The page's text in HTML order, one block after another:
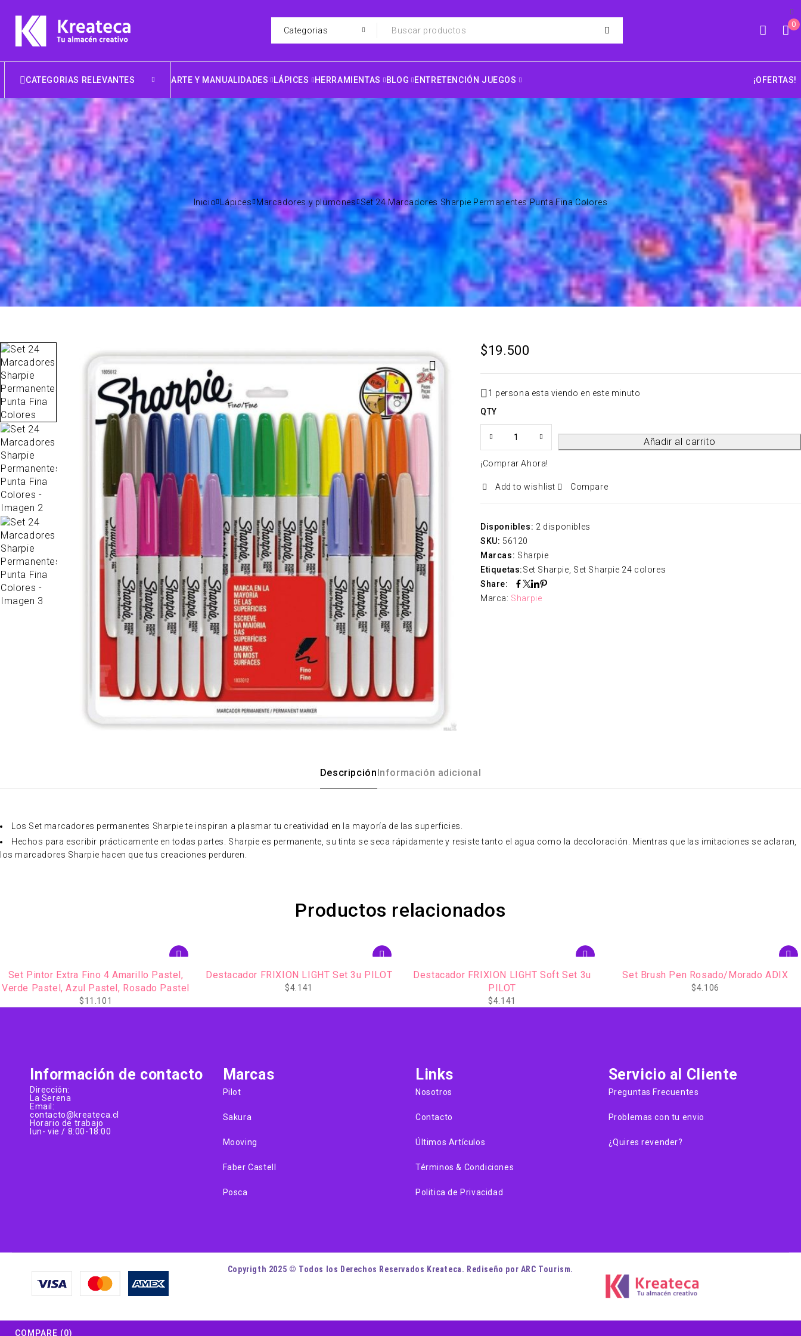
0
CATEGORIAS RELEVANTES ARTE Y MANUALIDADES LÁPICES HERRAMIENTAS BLOG ENTRETENCIÓN JUEGOS ¡OFERTAS!
Inicio Lápices Marcadores y plumones Set 24 Marcadores Sharpie Permanentes Punta Fina Colores
$19.500
1 persona esta viendo en este minuto
QTY
Añadir al carrito
¡Comprar Ahora!
Add to wishlist Compare
Disponibles: 2 disponibles
SKU: 56120
Marcas: Sharpie
Etiquetas:Set Sharpie Set Sharpie 24 colores
Share:
Marca: Sharpie
DescripciónInformación adicional
Los Set marcadores permanentes Sharpie te inspiran a plasmar tu creatividad en la mayoría de las superficies.
Hechos para escribir prácticamente en todas partes. Sharpie es permanente, su tinta se seca rápidamente y resiste tanto el agua como la decoloración. Mientras que las imitaciones se aclaran,
los marcadores Sharpie hacen que tus creaciones perduren.
Productos relacionados
Destacador FRIXION LIGHT Set 3u PILOT
$ 4.141
Destacador FRIXION LIGHT Soft Set 3u
PILOT
Set Brush Pen Rosado/Morado ADIX
$4.106
Set Marcadores FRIXION 12 colores
$21.716
Información de contacto
Dirección:
La Serena
Email:
contacto@kreateca.cl
Horario de trabajo
lun- vie / 8:00-18:00
Marcas
Pilot
Sakura
Mooving
Faber Castell
Posca
Links
Nosotros
Contacto
Últimos Artículos
Términos & Condiciones
Politica de Privacidad
Servicio al Cliente
Preguntas Frecuentes
Problemas con tu envio
¿Quires revender?
Copyrigth 2025 © Todos los Derechos Reservados Kreateca. Rediseño por ARC Tourism.
COMPARE (0)